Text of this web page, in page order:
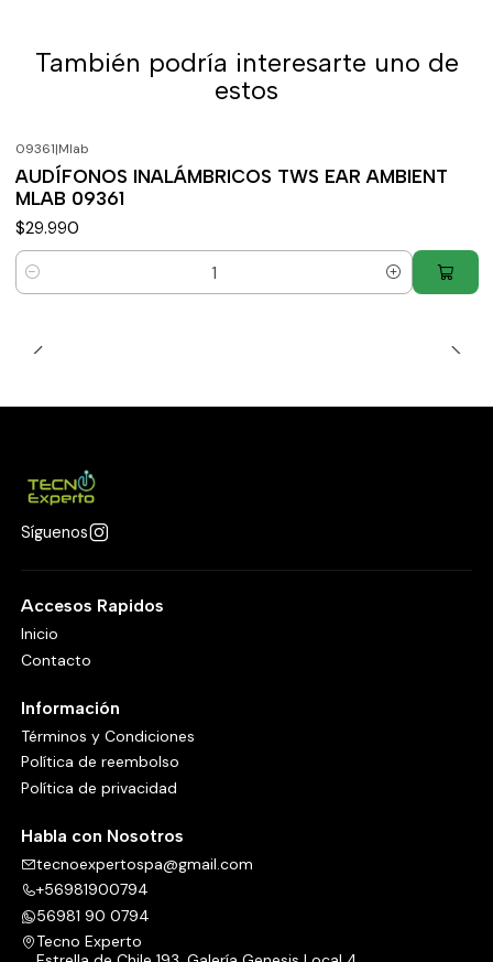
También podría interesarte uno de
estos
09361|Mlab
AUDÍFONOS INALÁMBRICOS TWS EAR AMBIENT
MLAB 09361
$29.990
Cantidad
Síguenos
Accesos Rapidos
Inicio
Contacto
Información
Términos y Condiciones
Política de reembolso
Política de privacidad
Habla con Nosotros
tecnoexpertospa@gmail.com
+56981900794
56981 90 0794
Tecno Experto